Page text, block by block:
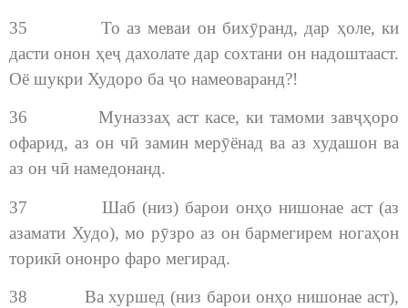
35 То аз меваи он бихӯранд, дар ҳоле, ки
дасти онон ҳеҷ дахолате дар сохтани он надоштааст.
Оё шукри Худоро ба ҷо намеоваранд?!
36 Муназзаҳ аст касе, ки тамоми завҷҳоро
офарид, аз он чӣ замин мерӯёнад ва аз худашон ва
аз он чӣ намедонанд.
37 Шаб (низ) барои онҳо нишонае аст (аз
азамати Худо), мо рӯзро аз он бармегирем ногаҳон
торикӣ ононро фаро мегирад.
38 Ва хуршед (низ барои онҳо нишонае аст),